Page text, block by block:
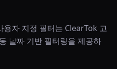
자 지정 필터는 ClearTok 고
날짜 기반 필터링을 제공하